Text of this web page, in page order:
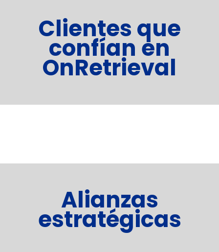
Clientes que
confían en
OnRetrieval
Alianzas
estratégicas